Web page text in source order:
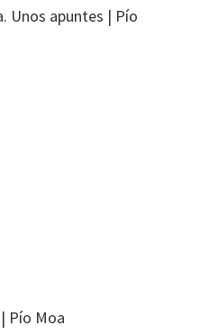
Unos apuntes | Pío
Pío Moa